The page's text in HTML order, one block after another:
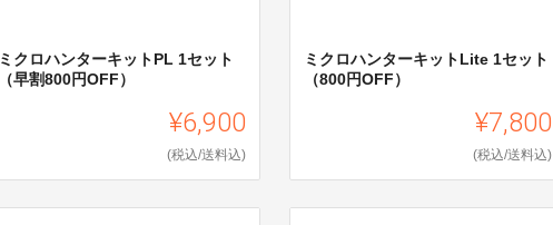
ミクロハンターキットPL 1セット
（早割800円OFF）
¥6,900
(税込/送料込)
ミクロハンターキットLite 1セット
（800円OFF）
¥7,800
(税込/送料込)